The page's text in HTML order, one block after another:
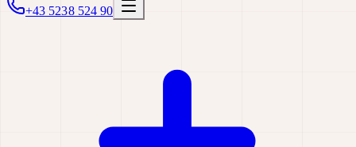
+43 5238 524 90